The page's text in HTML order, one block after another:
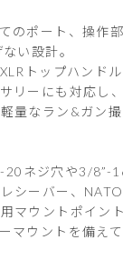
のポート、操作
い設計。
トップハンド
リーにも対応し
量なラン&ガン
20ネジ穴や3/8”-
シーバー、
マウントポイン
マウントを備え